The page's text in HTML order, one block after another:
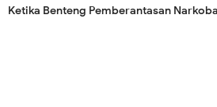
Ketika Benteng Pemberantasan